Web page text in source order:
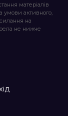
матеріалів
умови активного,
на
не нижче